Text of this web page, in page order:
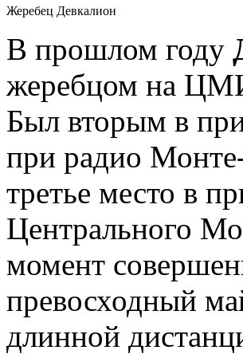
Жеребец Девкалион
В прошлом году
жеребцом на
Был вторым в
при радио
третье место в
Центрального
момент
превосходный
длинной